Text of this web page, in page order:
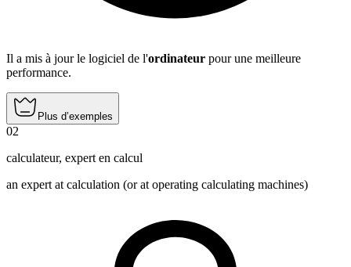
Il a mis à jour le logiciel de l'ordinateur pour une meilleure
performance.
Plus d’exemples
02
calculateur, expert en calcul
an expert at calculation (or at operating calculating machines)